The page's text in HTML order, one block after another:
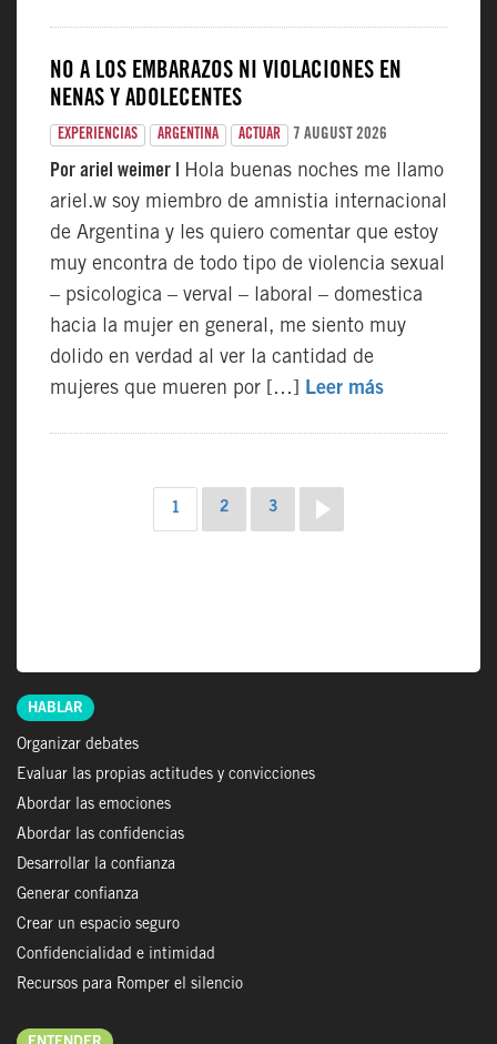
NO A LOS EMBARAZOS NI VIOLACIONES EN
NENAS Y ADOLECENTES
EXPERIENCIAS ARGENTINA ACTUAR 7 AUGUST 2026
Por ariel weimer | Hola buenas noches me llamo
ariel.w soy miembro de amnistia internacional
de Argentina y les quiero comentar que estoy
muy encontra de todo tipo de violencia sexual
– psicologica – verval – laboral – domestica
hacia la mujer en general, me siento muy
dolido en verdad al ver la cantidad de
mujeres que mueren por […] Leer más
NAVEGACIÓNPágina
1
Página
2
Página
3
HABLAR
Organizar debates
Evaluar las propias actitudes y convicciones
Abordar las emociones
Abordar las confidencias
Desarrollar la confianza
Generar confianza
Crear un espacio seguro
Confidencialidad e intimidad
Recursos para Romper el silencio